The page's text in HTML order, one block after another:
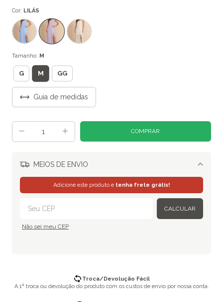
Cor: LILÁS
Tamanho: M
G M GG
Guia de medidas
MEIOS DE ENVIO
Alterar CEP
Adicione este produto e tenha frete grátis!
CALCULAR
Não sei meu CEP
Troca/Devolução Fácil
A 1ª troca ou devolução do produto com os custos de envio por nossa conta.